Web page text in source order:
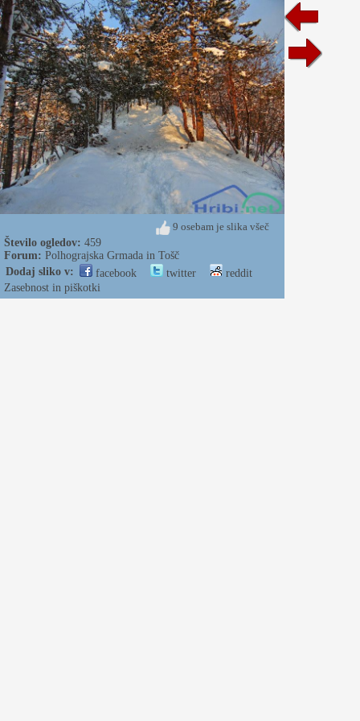
9 osebam je slika všeč
Število ogledov: 459
Forum: Polhograjska Grmada in Tošč
Dodaj sliko v:
facebook twitter
reddit
Zasebnost in piškotki